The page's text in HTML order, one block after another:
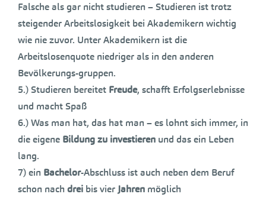
Falsche als gar nicht studieren – Studieren ist trotz
steigender Arbeitslosigkeit bei Akademikern wichtig
wie nie zuvor. Unter Akademikern ist die
Arbeitslosenquote niedriger als in den anderen
Bevölkerungs-gruppen.
5.) Studieren bereitet Freude, schafft Erfolgserlebnisse
und macht Spaß
6.) Was man hat, das hat man – es lohnt sich immer, in
die eigene Bildung zu investieren und das ein Leben
lang.
7) ein Bachelor-Abschluss ist auch neben dem Beruf
schon nach drei bis vier Jahren möglich